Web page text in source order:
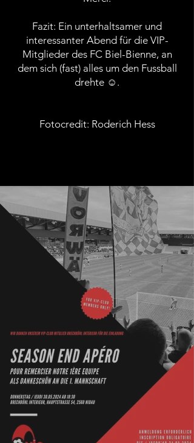
Fazit: Ein unterhaltsamer und
interessanter Abend für die VIP-
Mitglieder des FC Biel-Bienne, an
dem sich (fast) alles um den Fussball
drehte ☺.
Fotocredit: Roderich Hess